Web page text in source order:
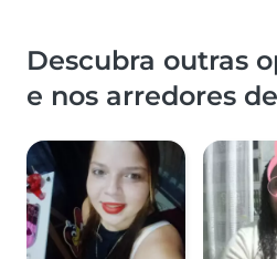
Descubra outras
e nos arredores